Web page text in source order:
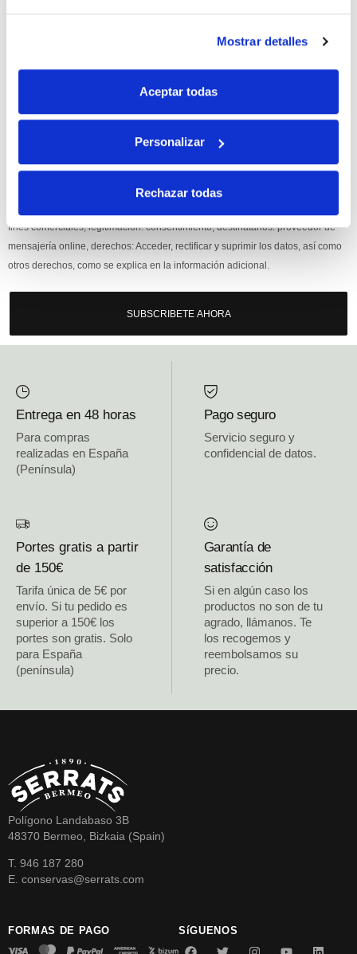
Mostrar detalles
Aceptar todas
Personalizar
Rechazar todas
a nuestra newsletter para recibir nuestrasofertas
Si, he leído y acepto la política de protección de datos.
fines comerciales, legitimación: consentimiento, destinatarios: proveedor de
mensajería online, derechos: Acceder, rectificar y suprimir los datos, así como
otros derechos, como se explica en la información adicional.
SUBSCRIBETE AHORA
Entrega en 48 horas
Para compras
realizadas en España
(Península)
Pago seguro
Servicio seguro y
confidencial de datos.
Portes gratis a partir
de 150€
Tarifa única de 5€ por
envío. Si tu pedido es
superior a 150€ los
portes son gratis. Solo
para España
(península)
Garantía de
satisfacción
Si en algún caso los
productos no son de tu
agrado, llámanos. Te
los recogemos y
reembolsamos su
precio.
Polígono Landabaso 3B
48370 Bermeo, Bizkaia (Spain)
T. 946 187 280
E. conservas@serrats.com
FORMAS DE PAGO SíGUENOS